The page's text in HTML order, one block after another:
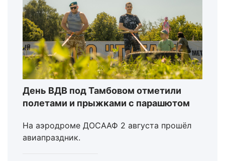
День ВДВ под Тамбовом отметили
полетами и прыжками с парашютом
На аэродроме ДОСААФ 2 августа прошёл
авиапраздник.